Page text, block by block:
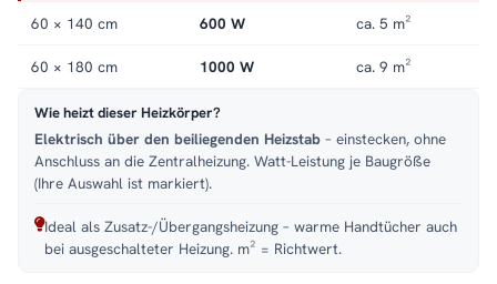
60 × 140 cm 600 W ca. 5 m²
60 × 180 cm 1000 W ca. 9 m²
Wie heizt dieser Heizkörper?
Elektrisch über den beiliegenden Heizstab – einstecken, ohne
Anschluss an die Zentralheizung. Watt-Leistung je Baugröße
(Ihre Auswahl ist markiert).
Ideal als Zusatz-/Übergangsheizung – warme Handtücher auch
bei ausgeschalteter Heizung. m² = Richtwert.